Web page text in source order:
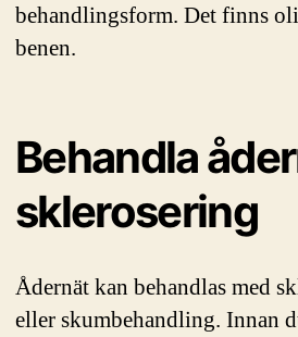
behandlingsform. Det finns
benen.
Behandla
sklerosering
Ådernät kan behandlas med
eller skumbehandling. Innan